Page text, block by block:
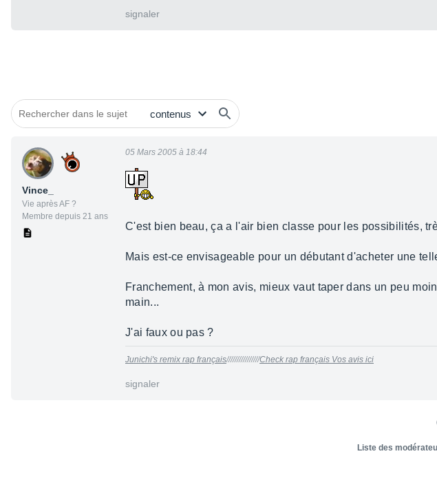
signaler
Vince_
Vie après AF ?
Membre depuis 21 ans
05 Mars 2005 à 18:44
C'est bien beau, ça a l'air bien classe pour les possibilités,
Mais est-ce envisageable pour un débutant d'acheter une
Franchement, à mon avis, mieux vaut taper dans un peu
main...
J'ai faux ou pas ?
Junichi's remix rap français////////////////Check rap français Vos avis ici
signaler
Liste des